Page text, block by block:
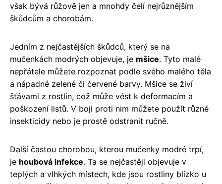
však bývá růžově jen a mnohdy čelí nejrůznějším
škůdcům a chorobám.
Jedním z nejčastějších škůdců, který se na
mučenkách modrých objevuje, je mšice. Tyto malé
nepřátele můžete rozpoznat podle svého malého těla
a nápadné zelené či červené barvy. Mšice se živí
šťávami z rostlin, což může vést k deformacím a
poškození listů. V boji proti nim můžete použít různé
insekticidy nebo je prostě odstranit ručně.
Další častou chorobou, kterou mučenky modré trpí,
je houbová infekce. Ta se nejčastěji objevuje v
teplých a vlhkých místech, kde jsou rostliny blízko u